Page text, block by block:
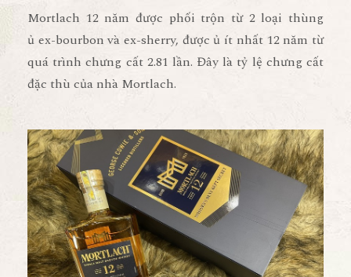
Mortlach 12 năm được phối trộn từ 2 loại thùng
ủ ex-bourbon và ex-sherry, được ủ ít nhất 12 năm từ
quá trình chưng cất 2.81 lần. Đây là tỷ lệ chưng cất
đặc thù của nhà Mortlach.